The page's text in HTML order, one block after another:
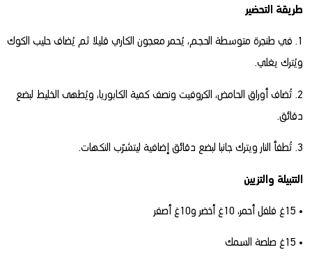
طريقة التحضير
1. في طنجرة متوسطة الحجم، يُحمر معجون الكاري قليلا ثم يُضاف حليب الكوك
ويُترك يغلي.
2. تُضاف أوراق الحامض، الكروفيت ونصف كمية الكابوريا، ويُطهى الخليط لبضع
دقائق.
3. تُطفأ النار ويترك جانبا لبضع دقائق إضافية ليتشرّب النكهات.
التتبيلة والتزيين
• 15غ فلفل أحمر، 10غ أخضر و10غ أصفر
• 15غ صلصة السمك